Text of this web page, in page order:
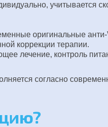
учитывается
оригинальные
коррекции терапии.
лечение, контроль
согласно